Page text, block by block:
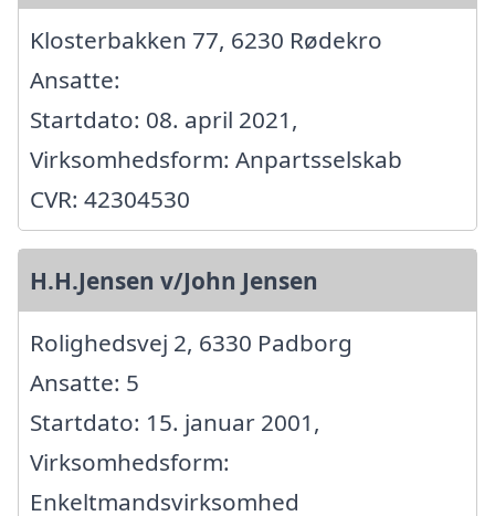
Klosterbakken 77, 6230 Rødekro
Ansatte:
Startdato: 08. april 2021,
Virksomhedsform: Anpartsselskab
CVR: 42304530
H.H.Jensen v/John Jensen
Rolighedsvej 2, 6330 Padborg
Ansatte: 5
Startdato: 15. januar 2001,
Virksomhedsform:
Enkeltmandsvirksomhed